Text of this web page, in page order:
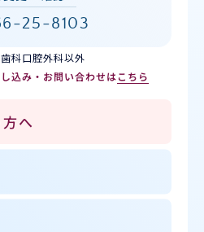
25-8103
科口腔外科以外
込み・お問い合わせはこちら
へ